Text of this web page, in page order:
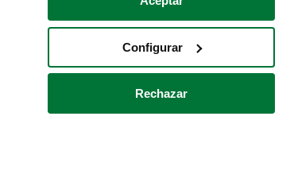
Configurar
Rechazar